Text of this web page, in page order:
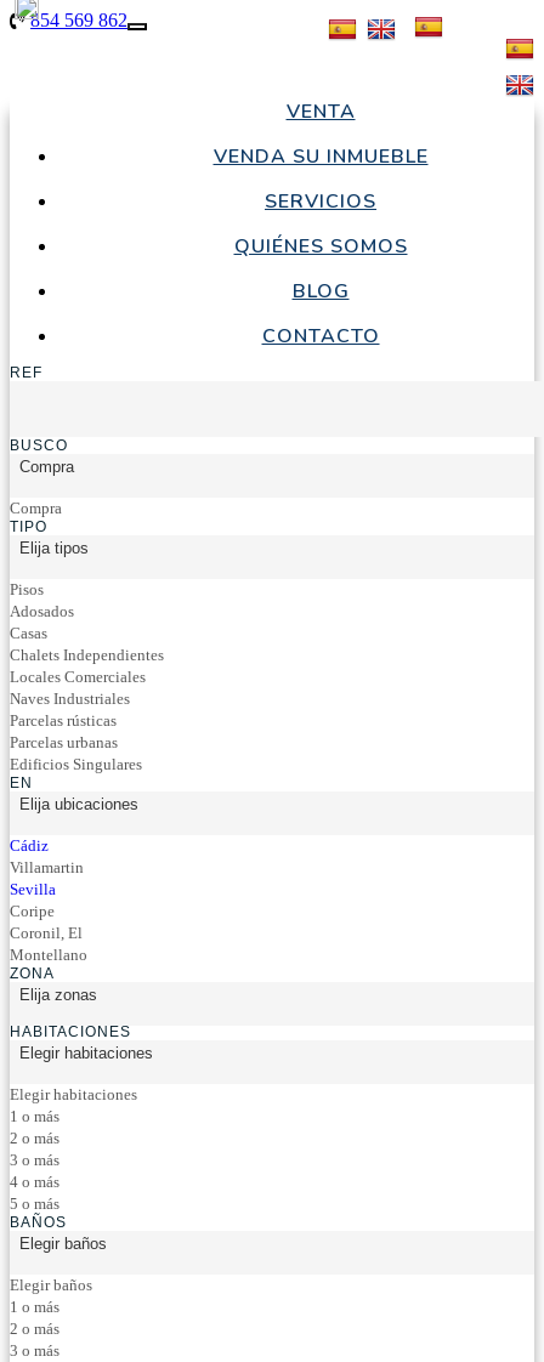
|
854 569 862
Toggle
VENTA
VENDA SU INMUEBLE
SERVICIOS
QUIÉNES SOMOS
BLOG
CONTACTO
REF
BUSCO
Compra
Compra
TIPO
Elija tipos
Pisos
Adosados
Casas
Chalets Independientes
Locales Comerciales
Naves Industriales
Parcelas rústicas
Parcelas urbanas
Edificios Singulares
EN
Elija ubicaciones
Cádiz
Villamartin
Sevilla
Coripe
Coronil, El
Montellano
ZONA
Elija zonas
HABITACIONES
Elegir habitaciones
Elegir habitaciones
1 o más
2 o más
3 o más
4 o más
5 o más
BAÑOS
Elegir baños
Elegir baños
1 o más
2 o más
3 o más